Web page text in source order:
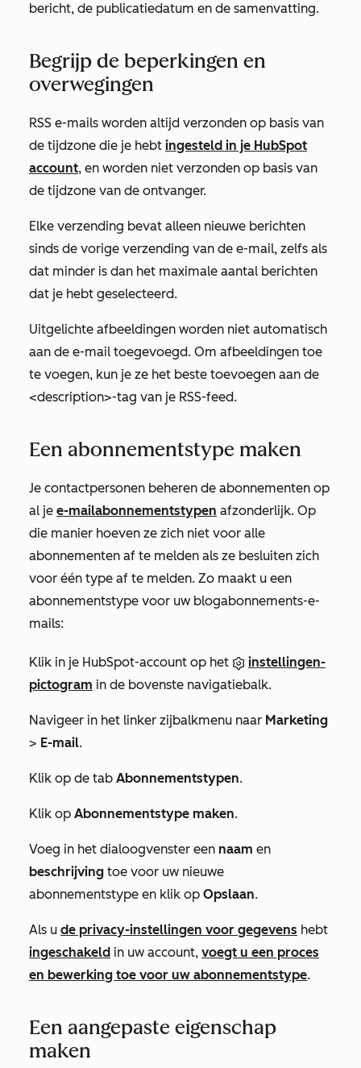
bericht, de publicatiedatum en de samenvatting.
Begrijp de beperkingen en
overwegingen
RSS e-mails worden altijd verzonden op basis van
de tijdzone die je hebt ingesteld in je HubSpot
account, en worden niet verzonden op basis van
de tijdzone van de ontvanger.
Elke verzending bevat alleen nieuwe berichten
sinds de vorige verzending van de e-mail, zelfs als
dat minder is dan het maximale aantal berichten
dat je hebt geselecteerd.
Uitgelichte afbeeldingen worden niet automatisch
aan de e-mail toegevoegd. Om afbeeldingen toe
te voegen, kun je ze het beste toevoegen aan de
<description>-tag van je RSS-feed.
Een abonnementstype maken
Je contactpersonen beheren de abonnementen op
al je e-mailabonnementstypen afzonderlijk. Op
die manier hoeven ze zich niet voor alle
abonnementen af te melden als ze besluiten zich
voor één type af te melden. Zo maakt u een
abonnementstype voor uw blogabonnements-e-
mails:
Klik in je HubSpot-account op het
instellingen-
pictogram in de bovenste navigatiebalk.
Navigeer in het linker zijbalkmenu naar Marketing
> E-mail.
Klik op de tab Abonnementstypen.
Klik op Abonnementstype maken.
Voeg in het dialoogvenster een naam en
beschrijving toe voor uw nieuwe
abonnementstype en klik op Opslaan.
Als u de privacy-instellingen voor gegevens hebt
ingeschakeld in uw account, voegt u een proces
en bewerking toe voor uw abonnementstype.
Een aangepaste eigenschap
maken